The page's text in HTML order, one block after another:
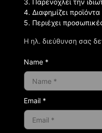
Η ηλ. διεύθυνση σας
3. Παρενοχλεί την
4. Διαφημίζει
5. Περιέχει
Name *
Email *